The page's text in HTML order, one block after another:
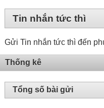
Tin nhắn tức thì
Gửi Tin nhắn tức thì đến
Thống kê
Tổng số bài gửi